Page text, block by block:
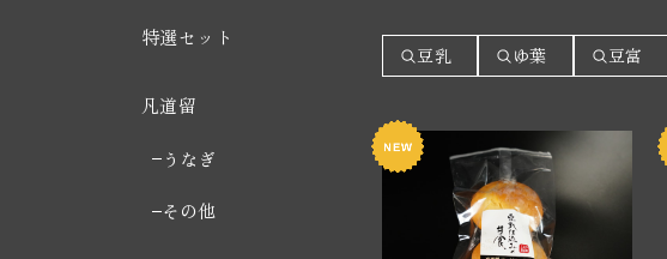
特選セット
凡道留
うなぎ
その他
豆乳 ゆ葉 豆富